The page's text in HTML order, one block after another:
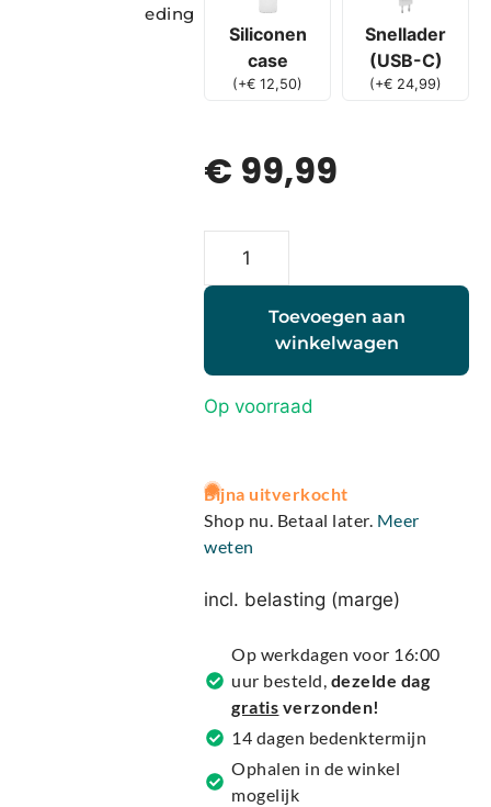
eding
Siliconen
case
(+€ 12,50)
Snellader
(USB-C)
(+€ 24,99)
€ 99,99
Toevoegen aan
winkelwagen
Op voorraad
A
l
t
e
r
t
v
e
:
Bijna uitverkocht
Shop nu. Betaal later. Meer
weten
incl. belasting (marge)
Op werkdagen voor 16:00
uur besteld, dezelde dag
gratis verzonden!
14 dagen bedenktermijn
Ophalen in de winkel
mogelijk